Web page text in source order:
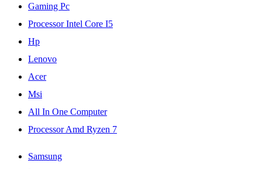
Gaming Pc
Processor Intel Core I5
Hp
Lenovo
Acer
Msi
All In One Computer
Processor Amd Ryzen 7
Samsung